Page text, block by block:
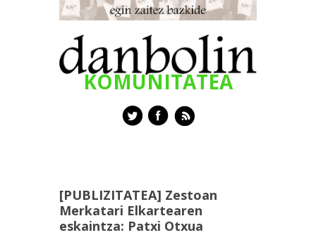
KOMUNITATEA
[PUBLIZITATEA] Zestoan
Merkatari Elkartearen
eskaintza: Patxi Otxua